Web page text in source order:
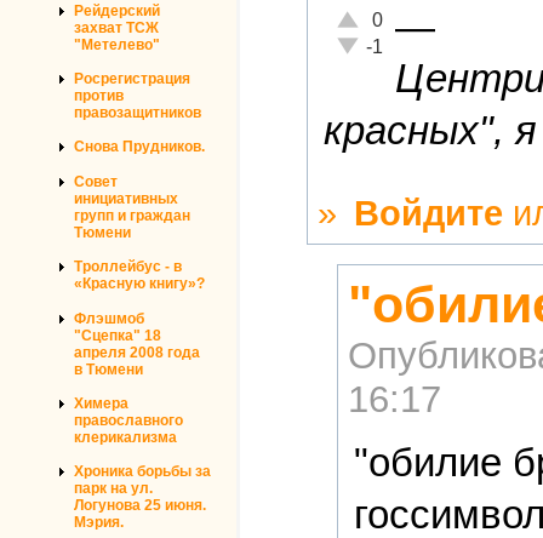
Рейдерский
захват ТСЖ
"Метелево"
Росрегистрация
против
правозащитников
Снова Прудников.
Совет
инициативных
групп и граждан
Тюмени
Троллейбус - в
«Красную книгу»?
Флэшмоб
"Сцепка" 18
апреля 2008 года
в Тюмени
Химера
православного
клерикализма
Хроника борьбы за
парк на ул.
Логунова 25 июня.
Мэрия.
Отлично!
0
Неадекватно!
-1
—
красных",
» Войдите
16:17
"обилие